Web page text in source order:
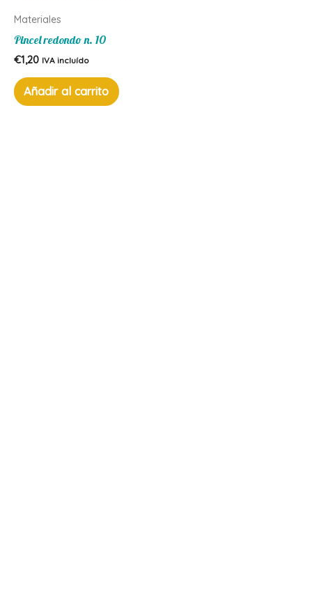
Materiales
Pincel redondo n. 10
€1,20 IVA incluído
Añadir al carrito